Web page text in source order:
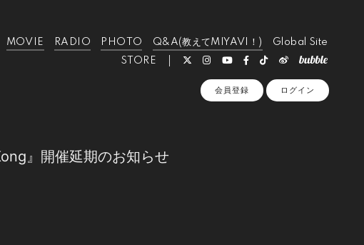
MOVIE RADIO PHOTO Q&A(教えてMIYAVI！)
Global Site
STORE
会員登録 ログイン
』開催延期のお知らせ